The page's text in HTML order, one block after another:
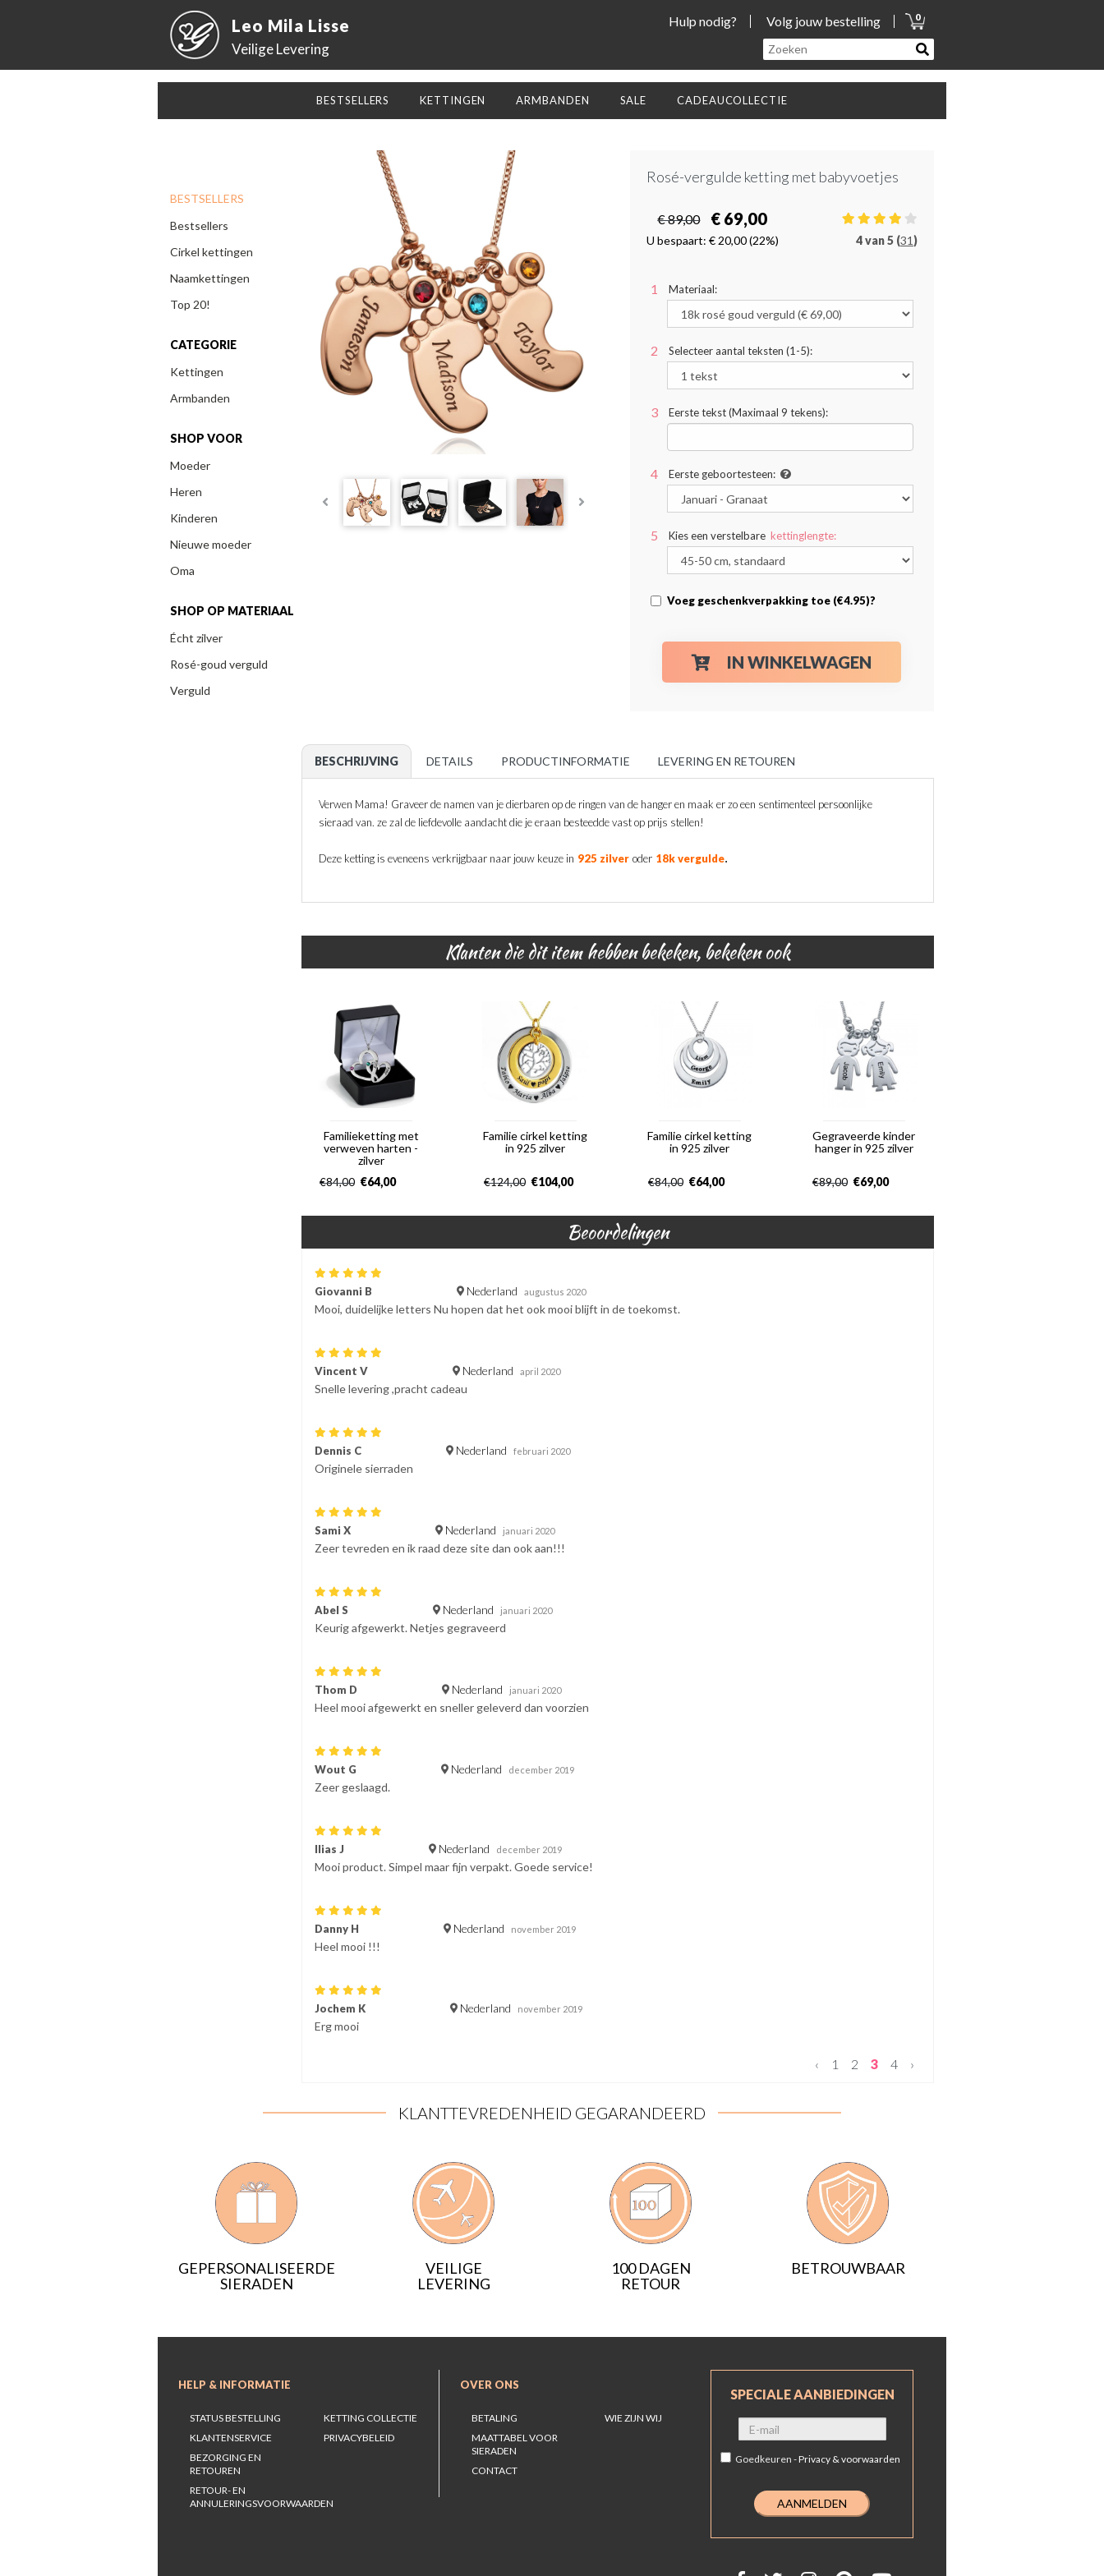
Leo Mila Lisse
Veilige Levering
Hulp nodig? Volg jouw bestelling 0
BESTSELLERS KETTINGEN ARMBANDEN SALE CADEAUCOLLECTIE
BESTSELLERS
Bestsellers
Cirkel kettingen
Naamkettingen
Top 20!
CATEGORIE
Kettingen
Armbanden
SHOP VOOR
Moeder
Heren
Kinderen
Nieuwe moeder
Oma
SHOP OP MATERIAAL
Écht zilver
Rosé-goud verguld
Verguld
Rosé-vergulde ketting met babyvoetjes
€ 89,00 € 69,00
U bespaart: € 20,00(22%) 4van5 (31)
Materiaal:
Selecteer aantal teksten (1-5):
Eerste tekst (Maximaal 9 tekens):
Eerste geboortesteen:
Kies een verstelbare kettinglengte:
Voeg geschenkverpakking toe (€4.95)?
IN WINKELWAGEN
BESCHRIJVING DETAILS PRODUCTINFORMATIE LEVERING EN RETOUREN
Verwen Mama! Graveer de namen van je dierbaren op de ringen van de hanger en maak er zo een sentimenteel persoonlijke
sieraad van. ze zal de liefdevolle aandacht die je eraan besteedde vast op prijs stellen!
Deze ketting is eveneens verkrijgbaar naar jouw keuze in 925 zilver oder 18k vergulde.
Klanten die dit item hebben bekeken, bekeken ook
Familieketting met
verweven harten -
zilver
€84,00 €64,00
Familie cirkel ketting
in 925 zilver
€124,00 €104,00
Familie cirkel ketting
in 925 zilver
€84,00 €64,00
Gegraveerde kinder
hanger in 925 zilver
€89,00 €69,00
Beoordelingen
Giovanni B Nederland augustus 2020
Mooi, duidelijke letters Nu hopen dat het ook mooi blijft in de toekomst.
Vincent V Nederland april 2020
Snelle levering ,pracht cadeau
Dennis C Nederland februari 2020
Originele sierraden
Sami X Nederland januari 2020
Zeer tevreden en ik raad deze site dan ook aan!!!
Abel S Nederland januari 2020
Keurig afgewerkt. Netjes gegraveerd
Thom D Nederland januari 2020
Heel mooi afgewerkt en sneller geleverd dan voorzien
Wout G Nederland december 2019
Zeer geslaagd.
Ilias J Nederland december 2019
Mooi product. Simpel maar fijn verpakt. Goede service!
Danny H Nederland november 2019
Heel mooi !!!
Jochem K Nederland november 2019
Erg mooi
‹ 1 2 3 4 ›
KLANTTEVREDENHEID GEGARANDEERD
100 DAGEN
RETOUR
BETROUWBAAR
GEPERSONALISEERDE
SIERADEN
VEILIGE
LEVERING
HELP & INFORMATIE
STATUS BESTELLING
KLANTENSERVICE
BEZORGING EN
RETOUREN
RETOUR- EN
ANNULERINGSVOORWAARDEN
KETTING COLLECTIE
PRIVACYBELEID
OVER ONS
BETALING
MAATTABEL VOOR
SIERADEN
CONTACT
WIE ZIJN WIJ
SPECIALE AANBIEDINGEN
Goedkeuren -Privacy & voorwaarden